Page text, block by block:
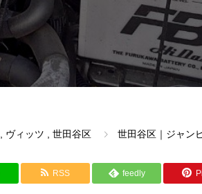
ヴィッツ 世田谷区 世田谷区｜ジャン
RSS feedly